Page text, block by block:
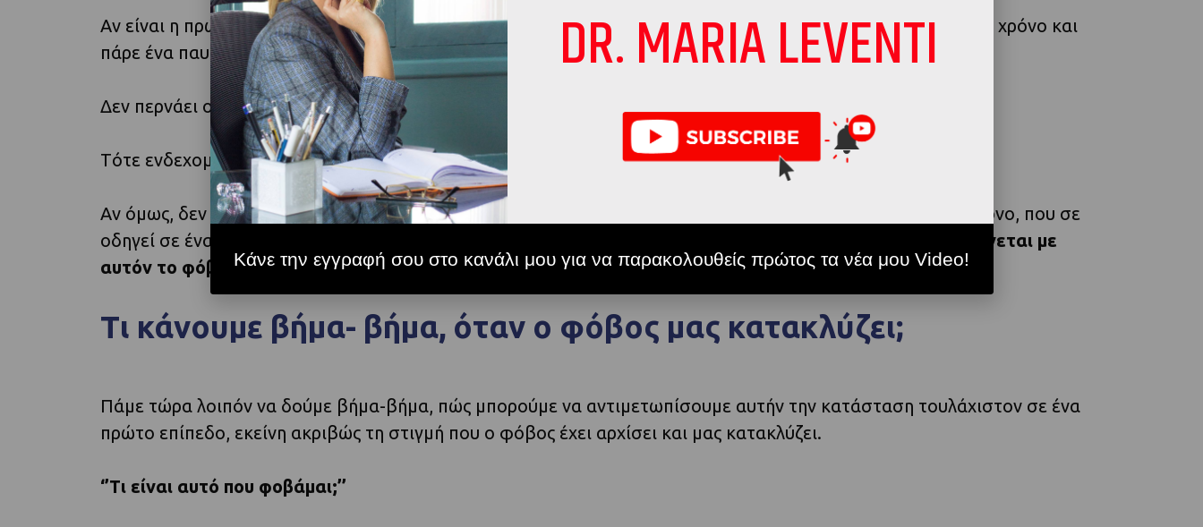
Αν είναι η πρώτη φορά που συμβαίνει αυτό, πρέπει να το ψάξεις, πρέπει να το δεις. Αν συνεχίζει, δώσε λίγο χρόνο και
πάρε ένα παυσίπονο.
Δεν περνάει ούτε με το παυσίπονο;
Tότε ενδεχομένως να πρέπει να πας στο νοσοκομείο και να απευθυνθείς στο γιατρό σου.
Αν όμως, δεν είναι η πρώτη φορά που σου συμβαίνει αυτό και έχεις ξυπνήσει πολλές φορές με ένα τέτοιο πόνο, που σε
οδηγεί σε ένα τρελό φόβο πως κάτι κακό θα συμβεί,
τότε χρειάζεται να αρχίσουμε να σκεφτόμαστε, τι γίνεται με
αυτόν το φόβο.
Τι κάνουμε βήμα- βήμα, όταν ο φόβος μας κατακλύζει;
Πάμε τώρα λοιπόν να δούμε βήμα-βήμα, πώς μπορούμε να αντιμετωπίσουμε αυτήν την κατάσταση τουλάχιστον σε ένα
πρώτο επίπεδο, εκείνη ακριβώς τη στιγμή που ο φόβος έχει αρχίσει και μας κατακλύζει.
‘’Τι είναι αυτό που φοβάμαι;’’
DR. MARIA LEVENTI
Κάνε την εγγραφή σου στο κανάλι μου για να παρακολουθείς πρώτος τα νέα μου Video!